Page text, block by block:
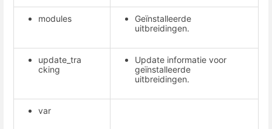
modules
Geïnstalleerde
uitbreidingen.
update_tra
cking
Update informatie voor
geïnstalleerde
uitbreidingen.
var